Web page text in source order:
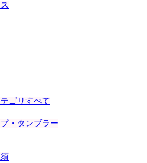
ゴリすべて
・タンブラー